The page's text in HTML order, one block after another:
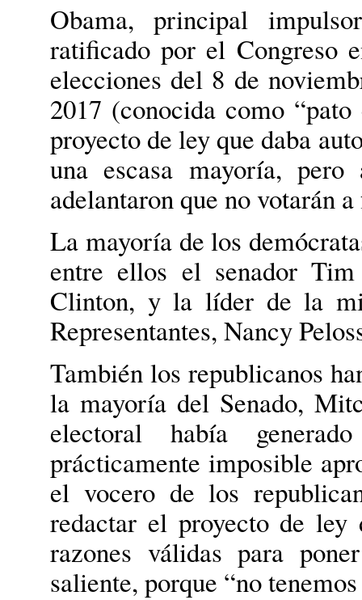
Obama, principal
ratificado por el Congreso
elecciones del 8 de
2017 (conocida como
proyecto de ley que daba
una escasa mayoría,
adelantaron que no votarán
La mayoría de los
entre ellos el senador
Clinton, y la líder de la
Representantes, Nancy
También los republicanos
la mayoría del Senado,
electoral había
prácticamente imposible
el vocero de los
redactar el proyecto de
razones válidas para
saliente, porque “no